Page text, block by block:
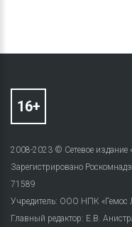
2008-2023 © Сетевое издание
Зарегистрировано
71589
Учредитель: ООО НПК «Гемос
Главный редактор: Е.В.